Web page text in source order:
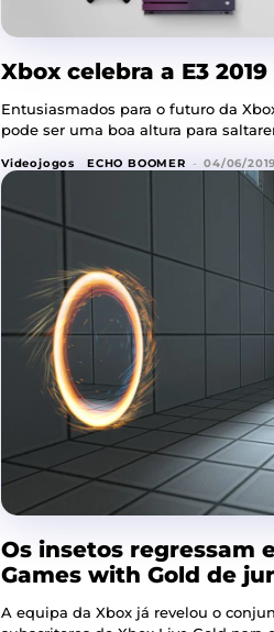
Xbox celebra a E3
Entusiasmados para o futuro da
pode ser uma boa altura para
Videojogos ECHO BOOMER - 04/06/2019
Os insetos regressam
Games with Gold de
A equipa da Xbox já revelou o